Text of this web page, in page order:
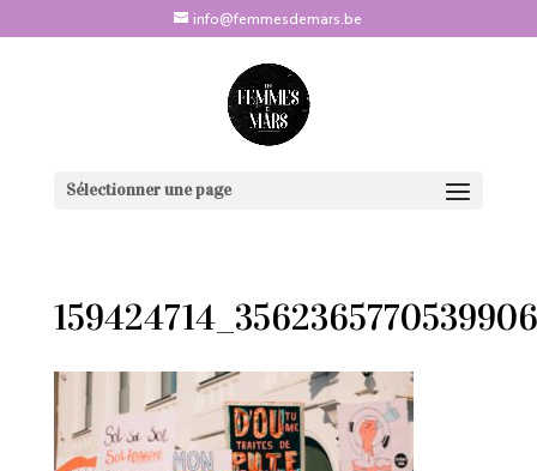
info@femmesdemars.be
Sélectionner une page